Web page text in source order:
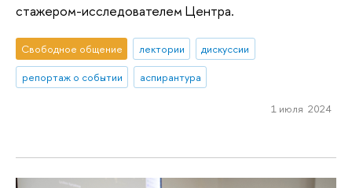
стажером-исследователем Центра.
Свободное общение лектории
дискуссии
репортаж о событии
аспирантура
1 июля 2024